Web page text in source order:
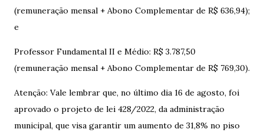
(remuneração mensal + Abono Complementar de R$ 636,94);
e
Professor Fundamental II e Médio: R$ 3.787,50
(remuneração mensal + Abono Complementar de R$ 769,30).
Atenção: Vale lembrar que, no último dia 16 de agosto, foi
aprovado o projeto de lei 428/2022, da administração
municipal, que visa garantir um aumento de 31,8% no piso